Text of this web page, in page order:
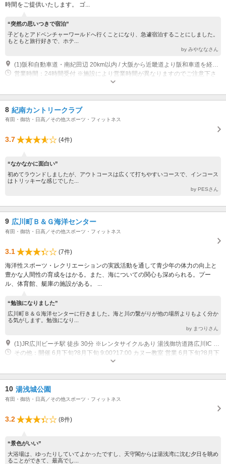
時間をご提供いたします。 ゴ...
“突然の思いつきで宿泊”
子どもとアドベンチャーワールドへ行くことになり、急遽宿泊することにしました。
もともと旅行好きで、ホテ...
by みやななさん
営業時間：24時間受付 ※施設により営業時間が異なりますのでご注意下さ
8 紀南カントリークラブ
有田・御坊・日高／その他スポーツ・フィットネス
3.7 (4件)
“なかなかに面白い”
初めてラウンドしましたが、アウトコースは広くて打ちやすいコースで、インコース
はトリッキーな感じでした...
by PESさん
9 広川町Ｂ＆Ｇ海洋センター
有田・御坊・日高／その他スポーツ・フィットネス
3.1
(7件)
海洋性スポーツ・レクリエーションの実践活動を通して青少年の体力の向上と
豊かな人間性の育成をはかる。また、海についての関心も深められる。プー
ル、体育館、艇庫の施設がある。 ...
“勉強になりました”
広川町Ｂ＆Ｇ海洋センターに行きました。海と川の繋がりが他の場所よりもよく分か
る気がします。勉強になり...
by まつりさん
(1)JR広川ビーチ駅 徒歩 30分 ※レンタサイクルあり 湯浅御坊道路広川IC 車 10分
その他：開催 6月下旬?8月下旬 9:00?17:00 カヌー教室 営業 6月下旬?8月下
旬（日） 13:30?16:30 プール 開館 9:00?22:00 体育館 休館 12月29日?1月3
10 湯浅城公園
有田・御坊・日高／その他スポーツ・フィットネス
3.2 (8件)
“景色がいい”
大浴場は、ゆったりしていてよかったですし、天守閣からは湯浅湾に沈む夕日を眺め
ることができて、最高でし...